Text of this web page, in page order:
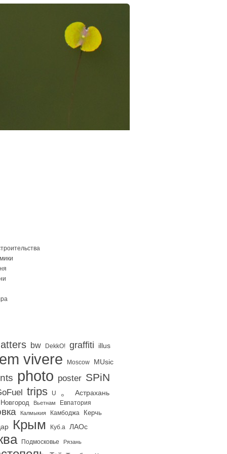
bw DekkO! graffiti illus
vivere Moscow MUsic
photo poster SPiN
trips U 。 Астрахань
Вьетнам Евпатория
Калмыкия Камбоджа Керчь
Крым Куб.а ЛАОс
Подмосковье Рязань